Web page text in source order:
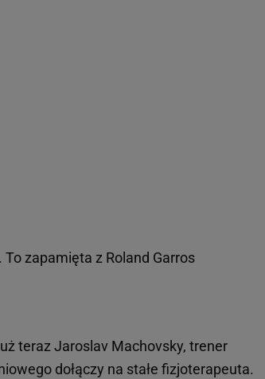
zapamięta z Roland Garros
teraz Jaroslav Machovsky, trener
dołączy na stałe fizjoterapeuta.